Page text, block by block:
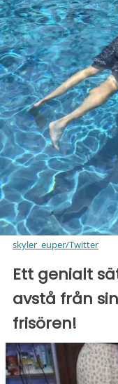
skyler_euper/Twitter
Ett genialt
avstå från
frisören!